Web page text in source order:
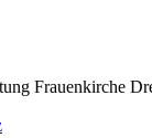
Frauenkirche